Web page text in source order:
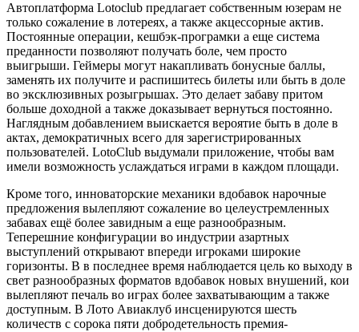
Автоплатформа Lotoclub предлагает собственным юзерам не
только сожаление в лотереях, а также акцессорные актив.
Постоянные операции, кешбэк-програмки а еще система
преданности позволяют получать боле, чем просто
выигрыши. Геймеры могут накапливать бонусные баллы,
заменять их получите и распишитесь билеты или быть в доле
во эксклюзивных розыгрышах. Это делает забаву притом
больше доходной а также доказывает вернуться постоянно.
Наглядным добавлением выискается вероятие быть в доле в
актах, демократичных всего для зарегистрированных
пользователей. LotoClub выдумали приложение, чтобы вам
имели возможность услаждаться играми в каждом площади.
Кроме того, инноваторские механики вдобавок нарочные
предложения вылепляют сожаление во целеустремленных
забавах ещё более завидным а еще разнообразным.
Теперешние конфигурации во индустрии азартных
выступлений открывают впереди игроками широкие
горизонты. В в последнее время наблюдается цель ко выходу в
свет разнообразных форматов вдобавок новых внушений, кои
вылепляют печаль во играх более захватывающим а также
доступным. В Лото Авиаклуб инсценируются шесть
количеств с сорока пяти добродетельность премия-